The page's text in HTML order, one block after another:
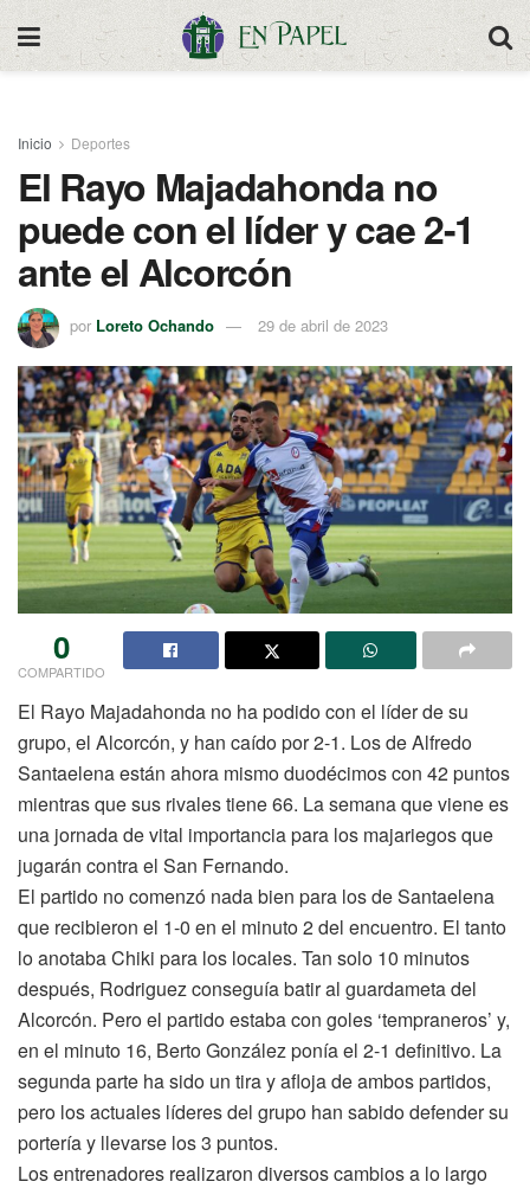
Inicio Deportes
El Rayo Majadahonda no
puede con el líder y cae 2-1
ante el Alcorcón
por Loreto Ochando 29 de abril de 2023
0
COMPARTIDO
El Rayo Majadahonda no ha podido con el líder de su
grupo, el Alcorcón, y han caído por 2-1. Los de Alfredo
Santaelena están ahora mismo duodécimos con 42 puntos
mientras que sus rivales tiene 66. La semana que viene es
una jornada de vital importancia para los majariegos que
jugarán contra el San Fernando.
El partido no comenzó nada bien para los de Santaelena
que recibieron el 1-0 en el minuto 2 del encuentro. El tanto
lo anotaba Chiki para los locales. Tan solo 10 minutos
después, Rodriguez conseguía batir al guardameta del
Alcorcón. Pero el partido estaba con goles ‘tempraneros’ y,
en el minuto 16, Berto González ponía el 2-1 definitivo. La
segunda parte ha sido un tira y afloja de ambos partidos,
pero los actuales líderes del grupo han sabido defender su
portería y llevarse los 3 puntos.
Los entrenadores realizaron diversos cambios a lo largo